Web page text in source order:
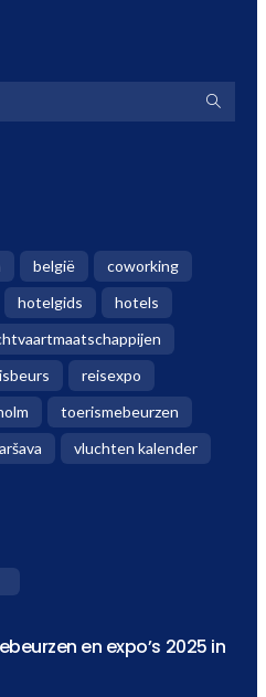
belgië
coworking
hotelgids
hotels
reisexpo
toerismebeurzen
vluchten kalender
en expo’s 2025 in